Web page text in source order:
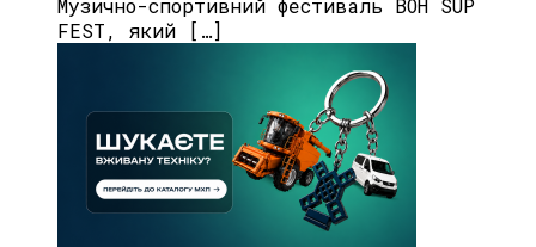
Музично-спортивний фестиваль BOH SUP
FEST, який […]